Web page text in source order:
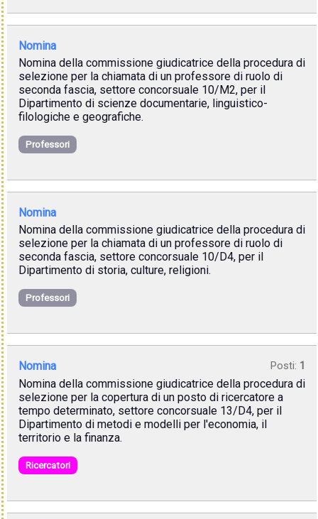
Nomina
Nomina della commissione giudicatrice della procedura di
selezione per la chiamata di un professore di ruolo di
seconda fascia, settore concorsuale 10/M2, per il
Dipartimento di scienze documentarie, linguistico-
filologiche e geografiche.
Professori
Nomina
Nomina della commissione giudicatrice della procedura di
selezione per la chiamata di un professore di ruolo di
seconda fascia, settore concorsuale 10/D4, per il
Dipartimento di storia, culture, religioni.
Professori
Nomina Posti: 1
Nomina della commissione giudicatrice della procedura di
selezione per la copertura di un posto di ricercatore a
tempo determinato, settore concorsuale 13/D4, per il
Dipartimento di metodi e modelli per l'economia, il
territorio e la finanza.
Ricercatori